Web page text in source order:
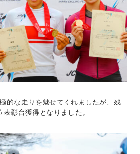
的な走りを魅せてくれましたが、残
彰台獲得となりました。